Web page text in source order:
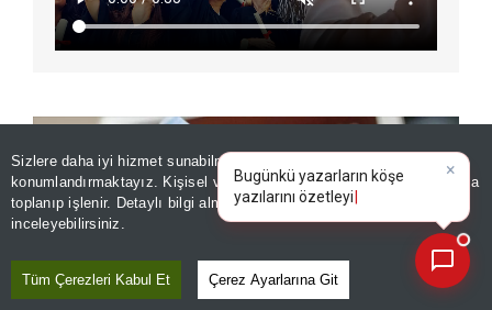
Sizlere daha iyi hizmet sunabilmek adına sitemizde
konumlandırmaktayız. Kişisel verileriniz, KVKK ve GDPR kapsamında
toplanıp işlenir. Detaylı bilgi almak içinAydınlatma Metnimizi
inceleyebilirsiniz.
Tüm Çerezleri Kabul Et Çerez Ayarlarına Git
×
Bugünkü yazarların köşe
yazılarını özetleyin!